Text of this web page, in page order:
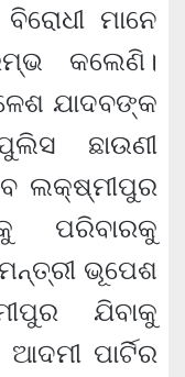
ମାନେ
କଲେଣି।
ଯାଦବଙ୍କ
ଛାଉଣୀ
ଲକ୍ଷ୍ମୀପୁର
ପରିବାରକୁ
ଭୂପେଶ
ଯିବାକୁ
ପାର୍ଟିର